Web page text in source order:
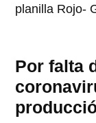
planilla Rojo-
Por falta